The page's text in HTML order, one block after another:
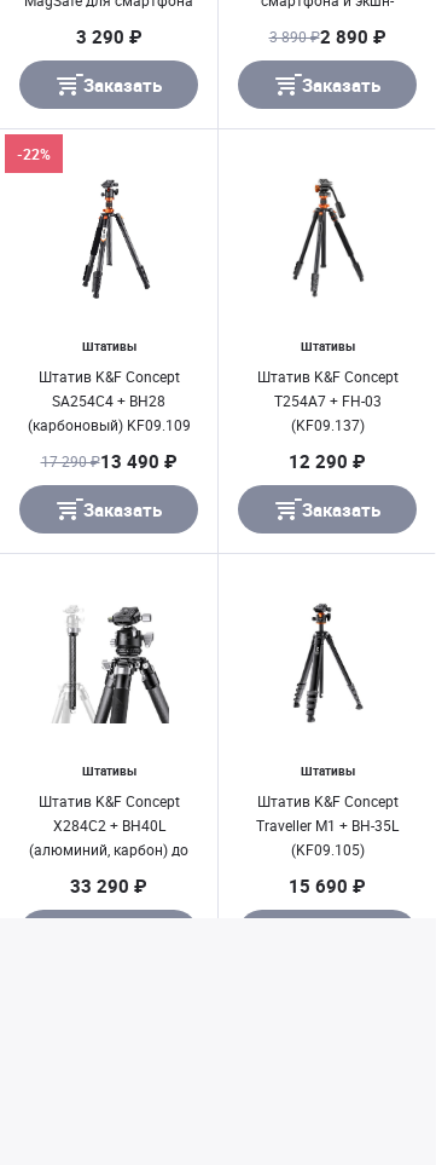
3 290 ₽
Заказать
2кг.) KF09.135
3 890 ₽2 890 ₽
Заказать
Штативы
Штатив K&F Concept
SA254C4 + BH28
(карбоновый) KF09.109
-22%
17 290 ₽13 490 ₽
Заказать
Штативы
Штатив K&F Concept
T254A7 + FH-03
(KF09.137)
12 290 ₽
Заказать
Штативы
Штатив K&F Concept
X284C2 + BH40L
(алюминий, карбон) до
33 290 ₽
Штативы
Штатив K&F Concept
Traveller M1 + BH-35L
(KF09.105)
15 690 ₽